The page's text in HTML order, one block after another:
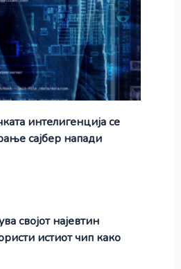
интелигенција се
сајбер напади
својот најевтин
истиот чип како